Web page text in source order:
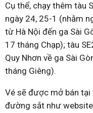
Cụ thể, chạy thêm tàu
ngày 24, 25-1 (nhằm
từ Hà Nội đến ga Sài
17 tháng Chạp); tàu
Quy Nhơn về ga Sài
tháng Giêng).
Vé sẽ được mở bán tại
đường sắt như